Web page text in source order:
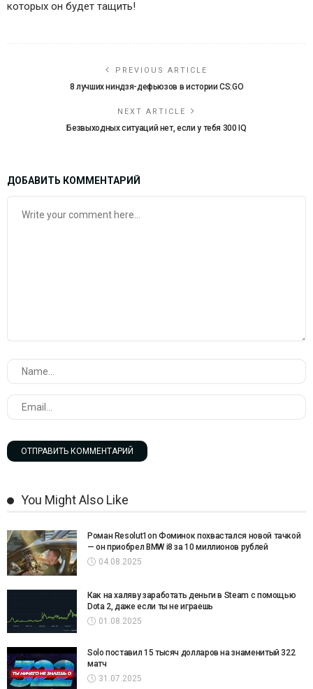
которых он будет тащить!
PREVIOUS ARTICLE
8 лучших ниндзя-дефьюзов в истории CS:GO
NEXT ARTICLE
Безвыходных ситуаций нет, если у тебя 300 IQ
ДОБАВИТЬ КОММЕНТАРИЙ
You Might Also Like
Роман Resolut1on Фоминок похвастался новой тачкой
— он приобрел BMW i8 за 10 миллионов рублей
04.08.2025
Как на халяву заработать деньги в Steam с помощью
Dota 2, даже если ты не играешь
01.08.2025
Solo поставил 15 тысяч долларов на знаменитый 322
матч
31.07.2025